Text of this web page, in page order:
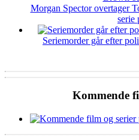
Morgan Spector overtager
serie
Seriemorder går efter
Kommende